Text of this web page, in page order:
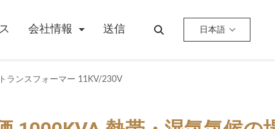
会社情報 送信 日本語
ランスフォーマー 11KV/230V